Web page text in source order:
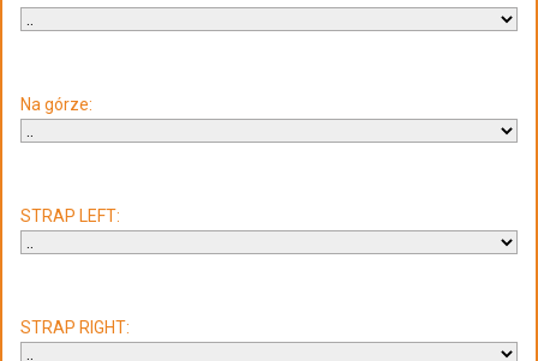
Na górze:
STRAP LEFT:
STRAP RIGHT: